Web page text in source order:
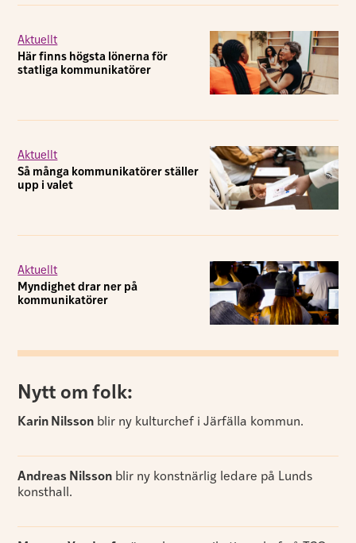
Aktuellt
Här finns högsta lönerna för
statliga kommunikatörer
Aktuellt
Så många kommunikatörer ställer
upp i valet
Aktuellt
Myndighet drar ner på
kommunikatörer
Nytt om folk:
Karin Nilsson blir ny kulturchef i Järfälla kommun.
Andreas Nilsson blir ny konstnärlig ledare på Lunds
konsthall.